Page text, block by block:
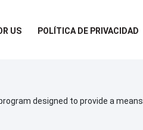
US POLÍTICA DE PRIVACIDAD
designed to provide a means